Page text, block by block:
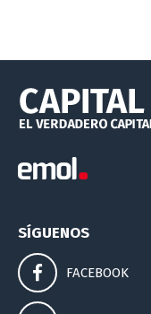
SÍGUENOS
FACEBOOK